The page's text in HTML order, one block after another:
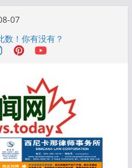
07
数！你有没有？
激吻! 热恋一年感情持续升温
新学年大学申请开跑7个大不